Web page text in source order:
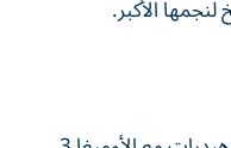
الأكبر.